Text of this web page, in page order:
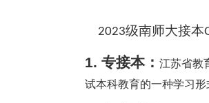
2023级南师大接本
1. 专接本： 江苏省教
试本科教育的一种学习形